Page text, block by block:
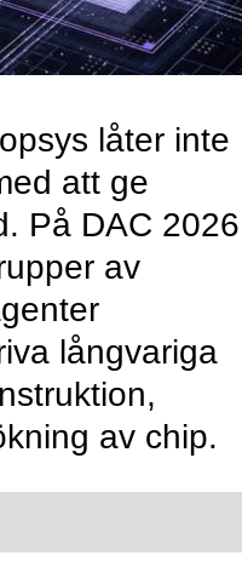
låter inte
att ge
På DAC 2026
av
långvariga
av chip.